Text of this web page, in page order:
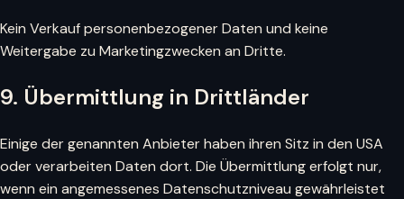
Kein Verkauf personenbezogener Daten und keine
Weitergabe zu Marketingzwecken an Dritte.
9. Übermittlung in Drittländer
Einige der genannten Anbieter haben ihren Sitz in den USA
oder verarbeiten Daten dort. Die Übermittlung erfolgt nur,
wenn ein angemessenes Datenschutzniveau gewährleistet